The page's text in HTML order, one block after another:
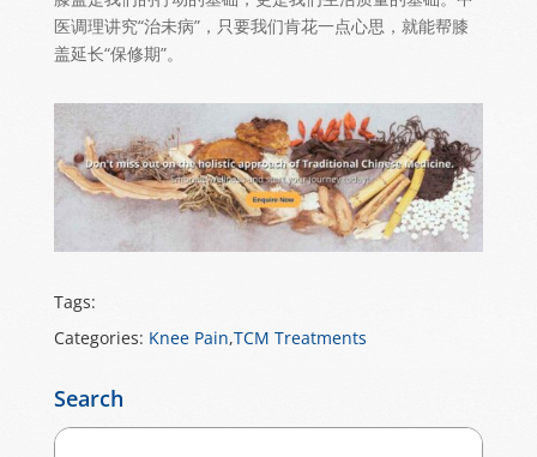
医调理讲究“治未病”，只要我们肯花一点心思，就能帮膝
盖延长“保修期”。
Tags:
Categories: Knee Pain,TCM Treatments
Search